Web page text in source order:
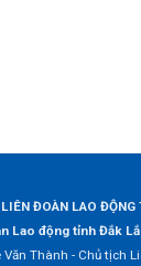
ĐOÀN LAO
Lao động tỉnh Đắk
Văn Thành - Chủ tịch